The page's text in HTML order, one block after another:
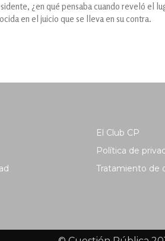
¿en qué pensaba cuando reveló el
en el juicio que se lleva en su contra.
El Club CP
Política de
Tratamiento de